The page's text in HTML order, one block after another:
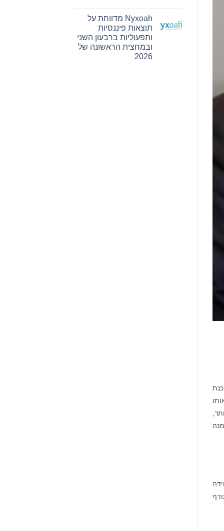
על
Bitget
חתמה
על
הסכם
שיתוף
פעולה
Nyxoah מדווחת על
תוצאות פיננסיות
ותפעוליות ברבעון השני
ובמחצית הראשונה של
2026